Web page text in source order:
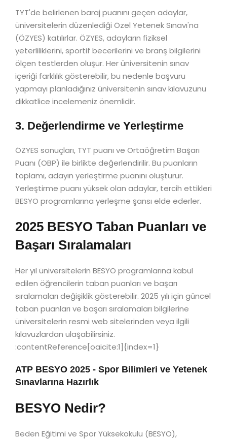
TYT'de belirlenen baraj puanını geçen adaylar,
üniversitelerin düzenlediği Özel Yetenek Sınavı'na
(ÖZYES) katılırlar. ÖZYES, adayların fiziksel
yeterliliklerini, sportif becerilerini ve branş bilgilerini
ölçen testlerden oluşur. Her üniversitenin sınav
içeriği farklılık gösterebilir, bu nedenle başvuru
yapmayı planladığınız üniversitenin sınav kılavuzunu
dikkatlice incelemeniz önemlidir.
3. Değerlendirme ve Yerleştirme
ÖZYES sonuçları, TYT puanı ve Ortaöğretim Başarı
Puanı (OBP) ile birlikte değerlendirilir. Bu puanların
toplamı, adayın yerleştirme puanını oluşturur.
Yerleştirme puanı yüksek olan adaylar, tercih ettikleri
BESYO programlarına yerleşme şansı elde ederler.
2025 BESYO Taban Puanları ve
Başarı Sıralamaları
Her yıl üniversitelerin BESYO programlarına kabul
edilen öğrencilerin taban puanları ve başarı
sıralamaları değişiklik gösterebilir. 2025 yılı için güncel
taban puanları ve başarı sıralamaları bilgilerine
üniversitelerin resmi web sitelerinden veya ilgili
kılavuzlardan ulaşabilirsiniz.
:contentReference[oaicite:1]{index=1}
ATP BESYO 2025 - Spor Bilimleri ve Yetenek
Sınavlarına Hazırlık
BESYO Nedir?
Beden Eğitimi ve Spor Yüksekokulu (BESYO),